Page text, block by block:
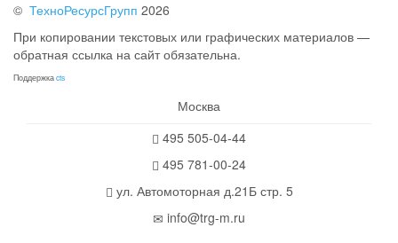
© ТехноРесурсГрупп 2026
При копировании текстовых или графических материалов —
обратная ссылка на сайт обязательна.
Поддержкаcts
Москва
495 505-04-44
495 781-00-24
ул. Автомоторная д.21Б стр. 5
info@trg-m.ru